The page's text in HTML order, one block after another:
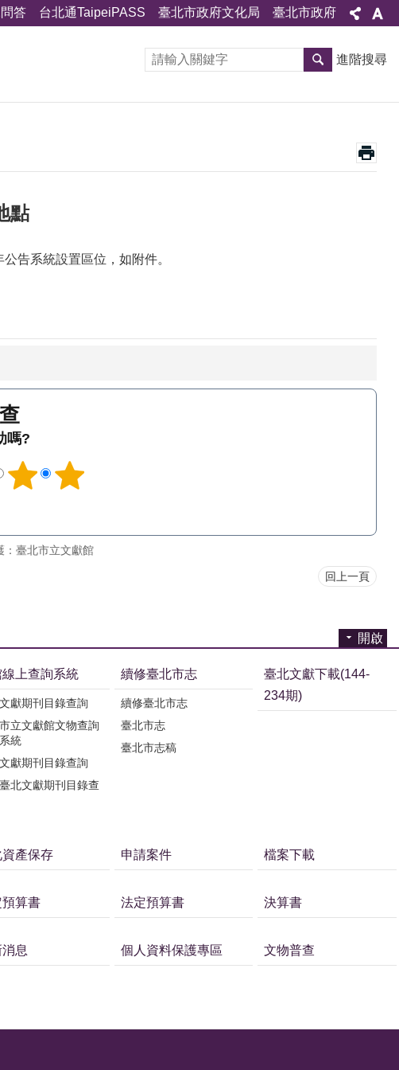
答 台北通TaipeiPASS 臺北市政府文化局 臺北市政府
進階搜尋
點
告系統設置區位，如附件。
嗎?
：臺北市立文獻館
回上一頁
開啟
上查詢系統
獻期刊目錄查詢
立文獻館文物查詢
統
獻期刊目錄查詢
北文獻期刊目錄查
續修臺北市志
續修臺北市志
臺北市志
臺北市志稿
臺北文獻下載(144-
234期)
產保存 申請案件 檔案下載
算書 法定預算書 決算書
息 個人資料保護專區 文物普查